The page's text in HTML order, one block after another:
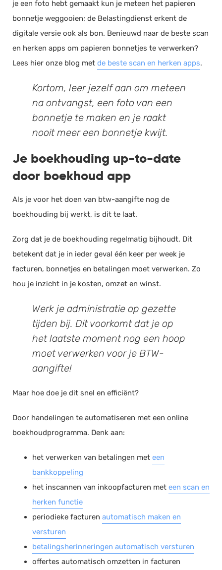
je een foto hebt gemaakt kun je meteen het papieren
bonnetje weggooien; de Belastingdienst erkent de
digitale versie ook als bon. Benieuwd naar de beste scan
en herken apps om papieren bonnetjes te verwerken?
Lees hier onze blog met de beste scan en herken apps.
Kortom, leer jezelf aan om meteen
na ontvangst, een foto van een
bonnetje te maken en je raakt
nooit meer een bonnetje kwijt.
Je boekhouding up-to-date
door boekhoud app
Als je voor het doen van btw-aangifte nog de
boekhouding bij werkt, is dit te laat.
Zorg dat je de boekhouding regelmatig bijhoudt. Dit
betekent dat je in ieder geval één keer per week je
facturen, bonnetjes en betalingen moet verwerken. Zo
hou je inzicht in je kosten, omzet en winst.
Werk je administratie op gezette
tijden bij. Dit voorkomt dat je op
het laatste moment nog een hoop
moet verwerken voor je BTW-
aangifte!
Maar hoe doe je dit snel en efficiënt?
Door handelingen te automatiseren met een online
boekhoudprogramma. Denk aan:
het verwerken van betalingen met een
bankkoppeling
het inscannen van inkoopfacturen met een scan en
herken functie
periodieke facturen automatisch maken en
versturen
betalingsherinneringen automatisch versturen
offertes automatisch omzetten in facturen